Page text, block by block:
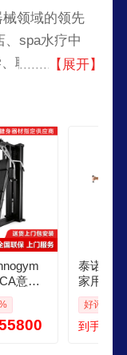
领域的领先
spa水疗中
职业运动设施
的官方赞助
【展开】
意大
功能
身
泰诺健
家用商
440综合
门架史
好评率:
到手价：